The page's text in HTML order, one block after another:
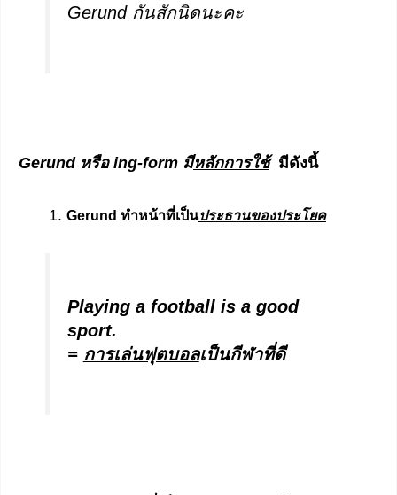
Gerund กันสักนิดนะคะ
Gerund หรือ ing-form มีหลักการใช้ มีดังนี้
Gerund ทำหน้าที่เป็นประธานของประโยค
Playing a football is a good
sport.
= การเล่นฟุตบอลเป็นกีฬาที่ดี